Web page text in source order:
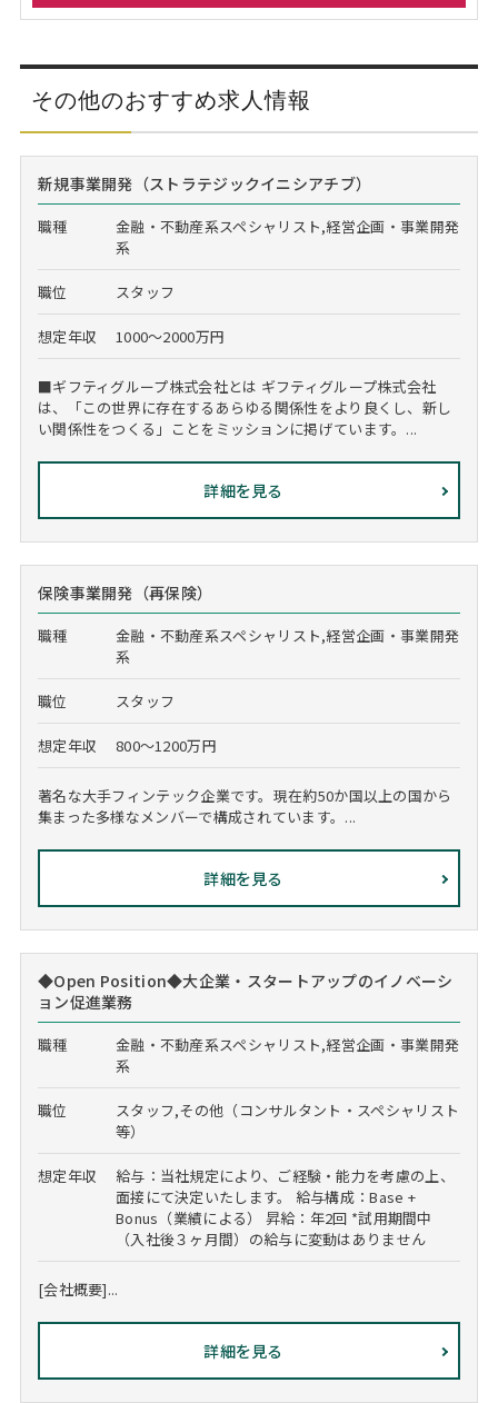
その他のおすすめ求人情報
新規事業開発（ストラテジックイニシアチブ）
職種
金融・不動産系スペシャリスト,経営企画・事業開発
系
職位 スタッフ
想定年収 1000～2000万円
■ギフティグループ株式会社とは ギフティグループ株式会社
は、「この世界に存在するあらゆる関係性をより良くし、新し
い関係性をつくる」ことをミッションに掲げています。...
詳細を見る
保険事業開発（再保険）
職種
金融・不動産系スペシャリスト,経営企画・事業開発
系
職位 スタッフ
想定年収 800～1200万円
著名な大手フィンテック企業です。現在約50か国以上の国から
集まった多様なメンバーで構成されています。...
詳細を見る
◆Open Position◆大企業・スタートアップのイノベーシ
ョン促進業務
職種
金融・不動産系スペシャリスト,経営企画・事業開発
系
職位
スタッフ,その他（コンサルタント・スペシャリスト
等）
想定年収
給与：当社規定により、ご経験・能力を考慮の上、
面接にて決定いたします。 給与構成：Base +
Bonus（業績による） 昇給：年2回 *試用期間中
（入社後３ヶ月間）の給与に変動はありません
[会社概要]...
詳細を見る